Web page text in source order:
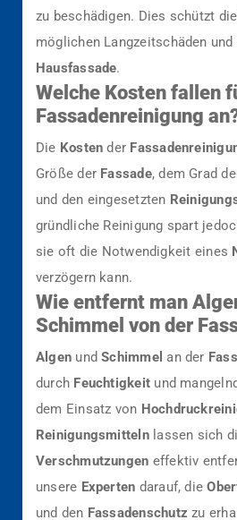
zu beschädigen. Dies schützt die
möglichen Langzeitschäden
Hausfassade.
Welche Kosten fallen
Fassadenreinigung
Die Kosten der
Größe der Fassade, dem Grad
und den eingesetzten
gründliche Reinigung spart
sie oft die Notwendigkeit eines
verzögern kann.
Wie entfernt man
Schimmel von der
Algen undSchimmel an der
durch Feuchtigkeit und
dem Einsatz von
Reinigungsmittelnlassen sich
Verschmutzungen effektiv
unsere Experten darauf, die
und den Fassadenschutz zu